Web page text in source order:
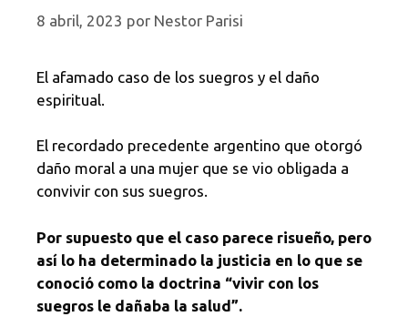
8 abril, 2023 por Nestor Parisi
El afamado caso de los suegros y el daño
espiritual.
El recordado precedente argentino que otorgó
daño moral a una mujer que se vio obligada a
convivir con sus suegros.
Por supuesto que el caso parece risueño, pero
así lo ha determinado la justicia en lo que se
conoció como la doctrina “vivir con los
suegros le dañaba la salud”.